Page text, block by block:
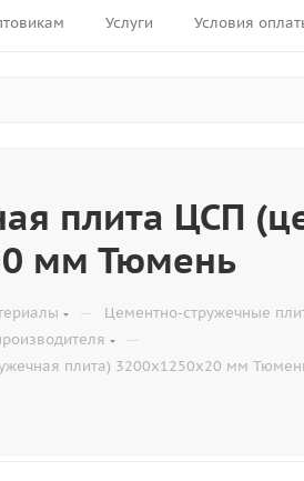
Услуги Условия
плита ЦСП
мм Тюмень
—
Цементно-стружечные
—
плита) 3200х1250х20 мм